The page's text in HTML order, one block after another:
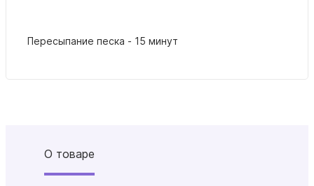
Пересыпание песка - 15 минут
О товаре